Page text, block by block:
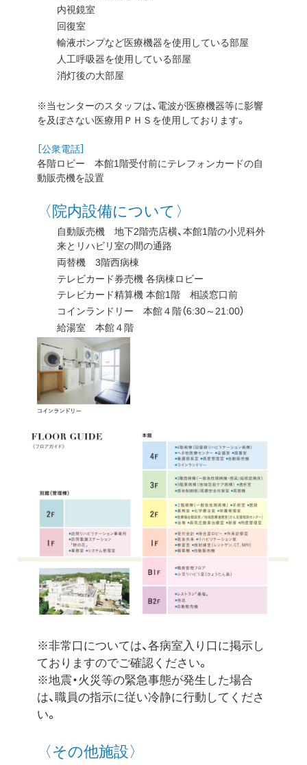
内視鏡室
回復室
輸液ポンプなど医療機器を使用している部屋
人工呼吸器を使用している部屋
消灯後の大部屋
※当センターのスタッフは、電波が医療機器等に影響
を及ぼさない医療用ＰＨＳを使用しております。
［公衆電話］
各階ロビー 本館1階受付前にテレフォンカードの自
動販売機を設置
〈院内設備について〉
自動販売機 地下2階売店横、本館1階の小児科外
来とリハビリ室の間の通路
両替機 3階西病棟
テレビカード券売機 各病棟ロビー
テレビカード精算機 本館1階 相談窓口前
コインランドリー 本館４階（6:30～21:00）
給湯室 本館４階
※非常口については、各病室入り口に掲示し
ておりますのでご確認ください。
※地震・火災等の緊急事態が発生した場合
は、職員の指示に従い冷静に行動してくださ
い。
〈その他施設〉